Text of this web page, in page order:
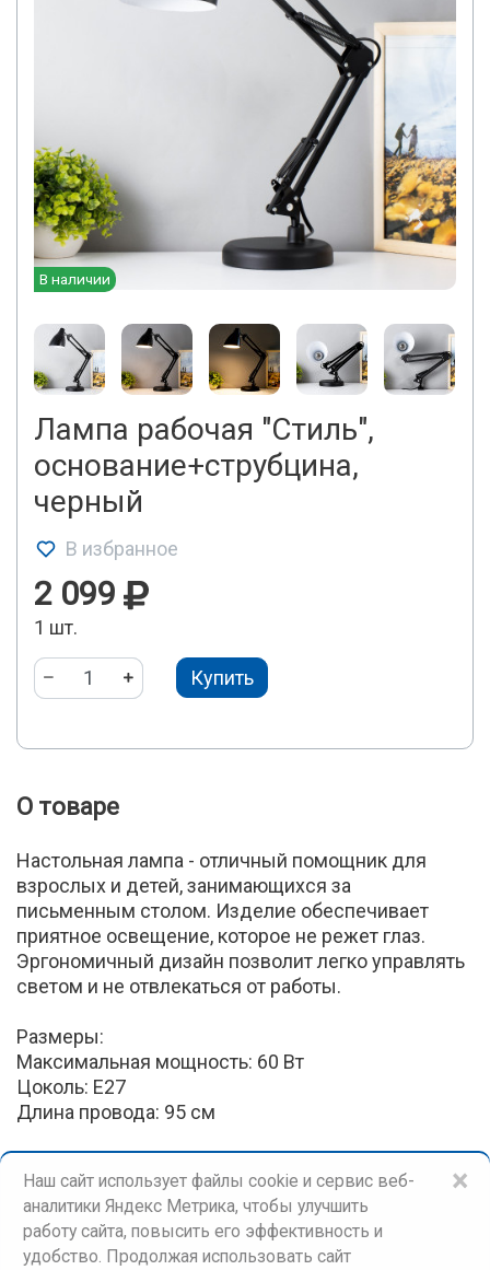
В наличии
Лампа рабочая "Стиль",
основание+струбцина,
черный
В избранное
2 099
1 шт.
Купить
О товаре
Настольная лампа - отличный помощник для
взрослых и детей, занимающихся за
письменным столом. Изделие обеспечивает
приятное освещение, которое не режет глаз.
Эргономичный дизайн позволит легко управлять
светом и не отвлекаться от работы.
Размеры:
Максимальная мощность: 60 Вт
Цоколь: Е27
Длина провода: 95 см
×
Наш сайт использует файлы cookie и сервис веб-
аналитики Яндекс Метрика, чтобы улучшить
работу сайта, повысить его эффективность и
удобство. Продолжая использовать сайт